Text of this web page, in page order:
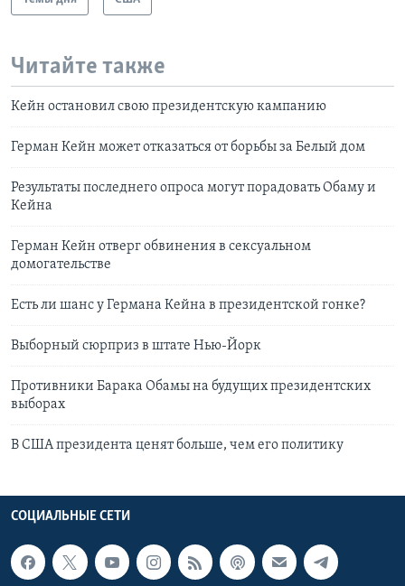
Читайте также
Кейн остановил свою президентскую кампанию
Герман Кейн может отказаться от борьбы за Белый дом
Результаты последнего опроса могут порадовать Обаму и
Кейна
Герман Кейн отверг обвинения в сексуальном
домогательстве
Есть ли шанс у Германа Кейна в президентской гонке?
Выборный сюрприз в штате Нью-Йорк
Противники Барака Обамы на будущих президентских
выборах
В США президента ценят больше, чем его политику
СОЦИАЛЬНЫЕ СЕТИ